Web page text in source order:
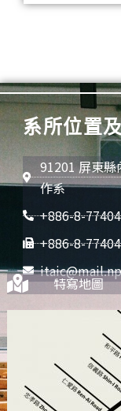
系所位置
91201 屏東
作系
+886-8-
+886-8-
特寫地圖